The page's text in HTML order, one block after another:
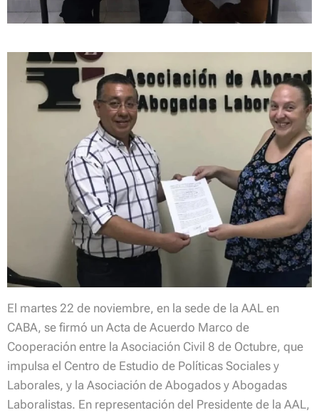
El martes 22 de noviembre, en la sede de la AAL en
CABA, se firmó un Acta de Acuerdo Marco de
Cooperación entre la Asociación Civil 8 de Octubre, que
impulsa el Centro de Estudio de Políticas Sociales y
Laborales, y la Asociación de Abogados y Abogadas
Laboralistas. En representación del Presidente de la AAL,